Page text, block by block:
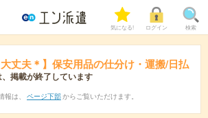
気になる! ログイン 検索
大丈夫＊】保安用品の仕分け・運搬/日払
掲載が終了しています
報は、 ページ下部 からご覧いただけます。